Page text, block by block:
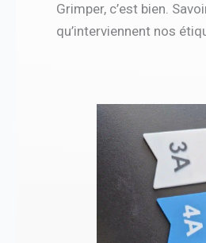
Grimper, c’est bien.
qu’interviennent nos